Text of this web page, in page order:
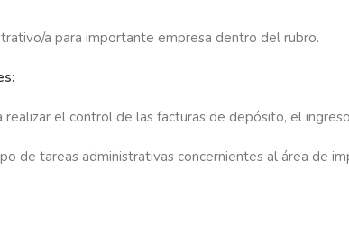
a para importante empresa dentro del rubro.
realizar el control de las facturas de depósito, el
de tareas administrativas concernientes al área de